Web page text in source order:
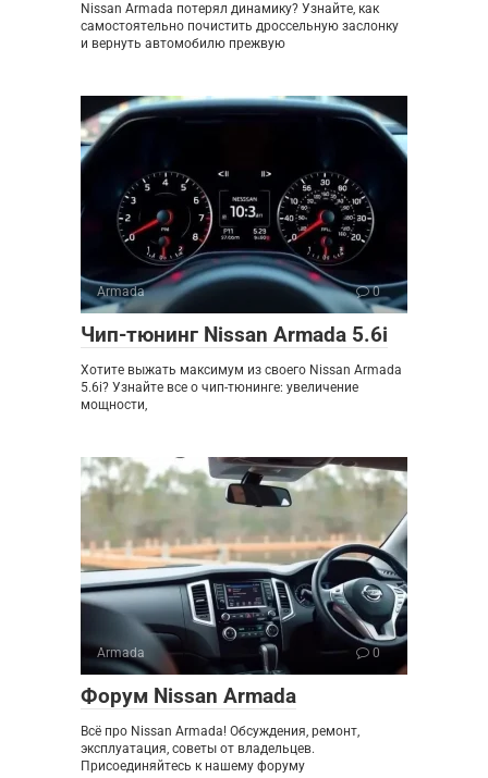
Nissan Armada потерял динамику? Узнайте, как
самостоятельно почистить дроссельную заслонку
и вернуть автомобилю прежвую
Armada 0
Чип-тюнинг Nissan Armada 5.6i
Хотите выжать максимум из своего Nissan Armada
5.6i? Узнайте все о чип-тюнинге: увеличение
мощности,
Armada 0
Форум Nissan Armada
Всё про Nissan Armada! Обсуждения, ремонт,
эксплуатация, советы от владельцев.
Присоединяйтесь к нашему форуму